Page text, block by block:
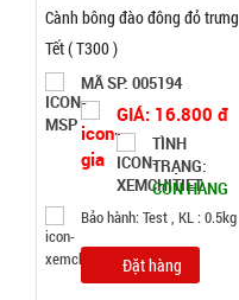
Cành bông đào đông đỏ trưng
Tết ( T300 )
MÃ SP: 005194
GIÁ: 16.800 đ
TÌNH
TRẠNG:
CÒN HÀNG
Bảo hành: Test , KL : 0.5kg
Đặt hàng